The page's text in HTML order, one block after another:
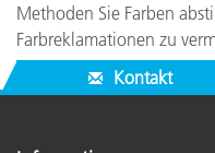
Methoden Sie Farben
Farbreklamationen zu
Kontakt